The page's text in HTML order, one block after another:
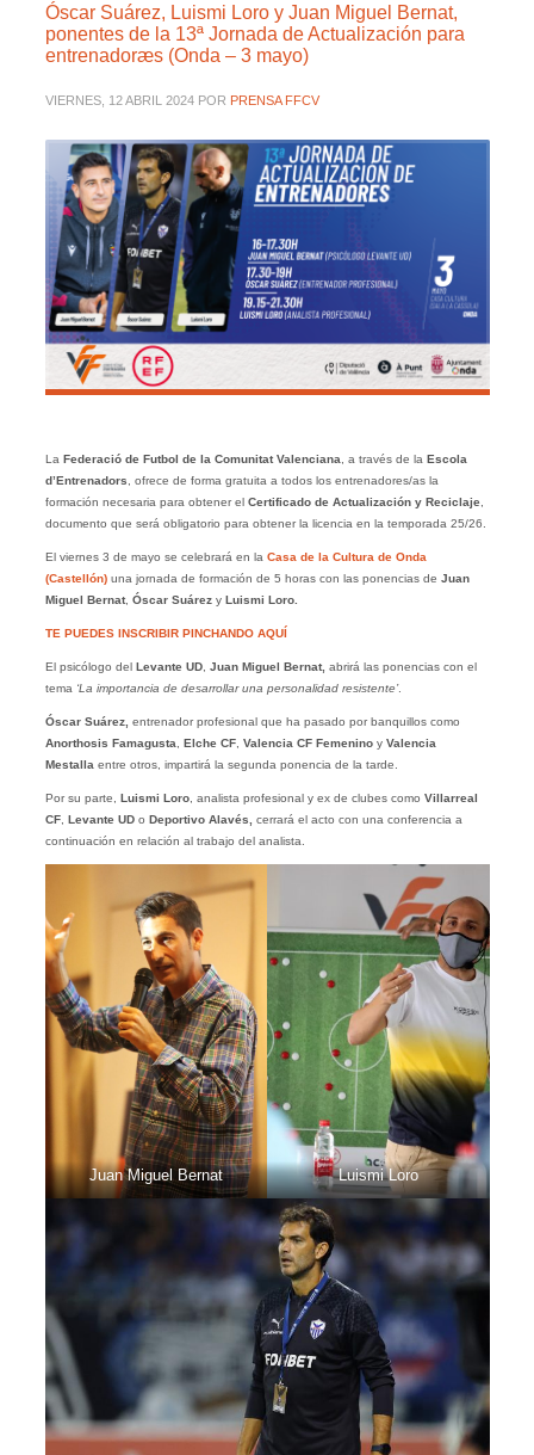
Óscar Suárez, Luismi Loro y Juan Miguel Bernat,
ponentes de la 13ª Jornada de Actualización para
entrenadoræs (Onda – 3 mayo)
VIERNES, 12 ABRIL 2024 POR PRENSA FFCV
LaFederació de Futbol de la Comunitat Valenciana, a través de la Escola
d’Entrenadors, ofrece de forma gratuita a todos los entrenadores/as la
formación necesaria para obtener el Certificado de Actualización y Reciclaje,
documento que será obligatorio para obtener la licencia en la temporada 25/26.
El viernes 3 de mayo se celebrará en la Casa de la Cultura de Onda
(Castellón)una jornada de formación de 5 horas con las ponencias de Juan
Miguel Bernat, Óscar Suárez y Luismi Loro.
TE PUEDES INSCRIBIR PINCHANDO AQUÍ
El psicólogo del Levante UD, Juan Miguel Bernat, abrirá las ponencias con el
tema ‘La importancia de desarrollar una personalidad resistente’.
Óscar Suárez, entrenador profesional que ha pasado por banquillos como
Anorthosis Famagusta, Elche CF, Valencia CF Femeninoy Valencia
Mestallaentre otros, impartirá la segunda ponencia de la tarde.
Por su parte, Luismi Loro, analista profesional y ex de clubes como Villarreal
CF, Levante UDo Deportivo Alavés, cerrará el acto con una conferencia a
continuación en relación al trabajo del analista.
Juan Miguel Bernat Luismi Loro